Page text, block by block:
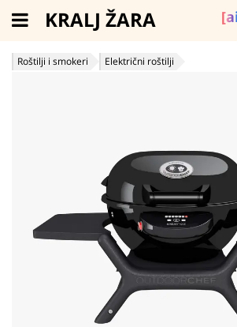
KRALJ ŽARA
Roštilji i smokeri Električni roštilji